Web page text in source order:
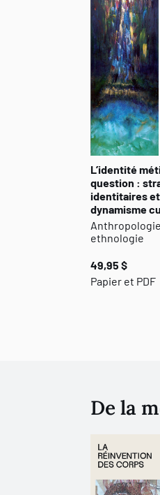
L’identité
question :
identitaires et
dynamisme
ethnologie
49,95 $
Papier et PDF
De la